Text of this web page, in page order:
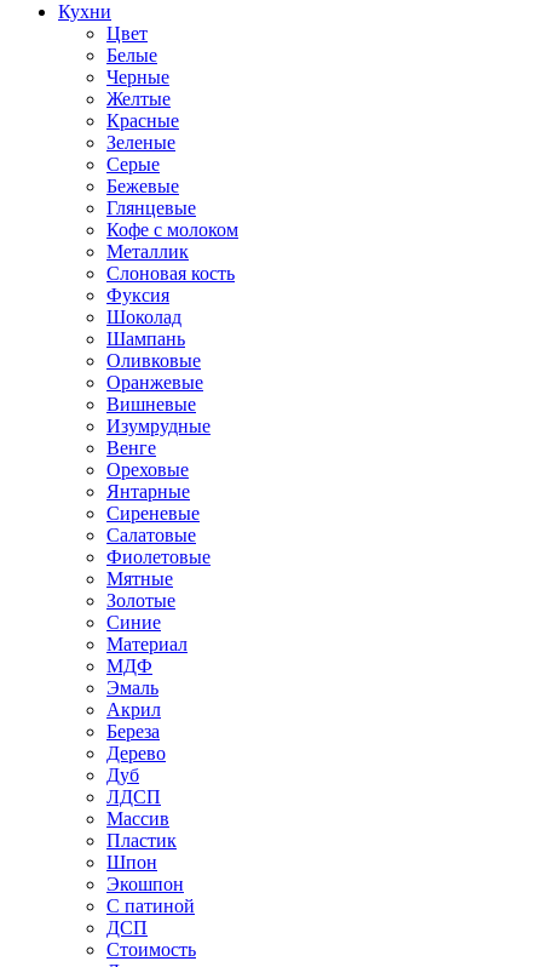
Кухни
Цвет
Белые
Черные
Желтые
Красные
Зеленые
Серые
Бежевые
Глянцевые
Кофе с молоком
Металлик
Слоновая кость
Фуксия
Шоколад
Шампань
Оливковые
Оранжевые
Вишневые
Изумрудные
Венге
Ореховые
Янтарные
Сиреневые
Салатовые
Фиолетовые
Мятные
Золотые
Синие
Материал
МДФ
Эмаль
Акрил
Береза
Дерево
Дуб
ЛДСП
Массив
Пластик
Шпон
Экошпон
С патиной
ДСП
Стоимость